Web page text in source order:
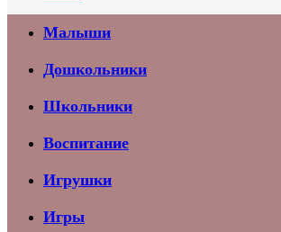
Малыши
Дошкольники
Школьники
Воспитание
Игрушки
Игры